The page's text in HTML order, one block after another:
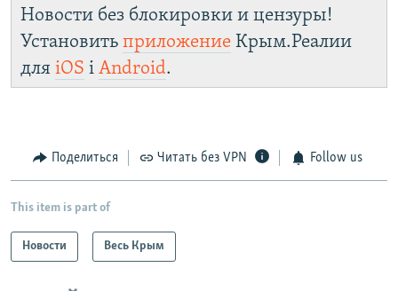
Новости без блокировки и цензуры!
Установить приложение Крым.Реалии
для iOS і Android.
Поделиться Читать без VPN Follow us
This item is part of
Новости Весь Крым